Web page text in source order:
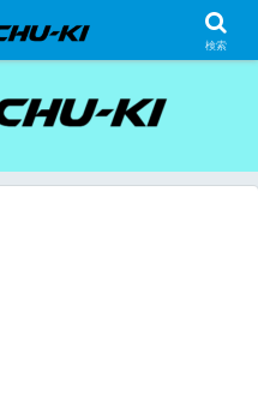
研究、宿泊記
検索